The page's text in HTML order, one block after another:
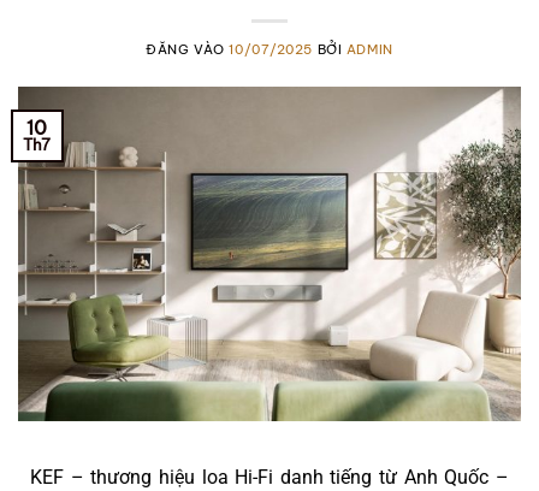
ĐĂNG VÀO10/07/2025 BỞI ADMIN
10
Th7
KEF – thương hiệu loa Hi-Fi danh tiếng từ Anh Quốc –